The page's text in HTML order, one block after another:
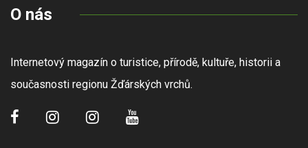
O nás
Internetový magazín o turistice, přírodě, kultuře, historii a
současnosti regionu Žďárských vrchů.